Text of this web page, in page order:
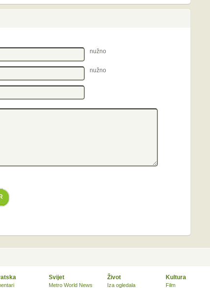
nužno
nužno
Svijet
Metro World News
Život
Iza ogledala
Kultura
Film